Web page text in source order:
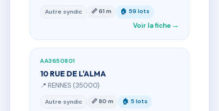
Autre syndic 📏 61 m 🏠 59 lots
Voir la fiche →
AA3650801
10 RUE DE L'ALMA
📍 RENNES (35000)
Autre syndic 📏 80 m 🏠 5 lots